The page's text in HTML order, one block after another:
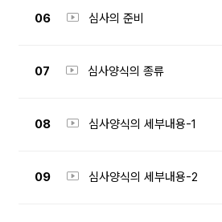
06 심사의 준비
07 심사양식의 종류
08 심사양식의 세부내용-1
09 심사양식의 세부내용-2